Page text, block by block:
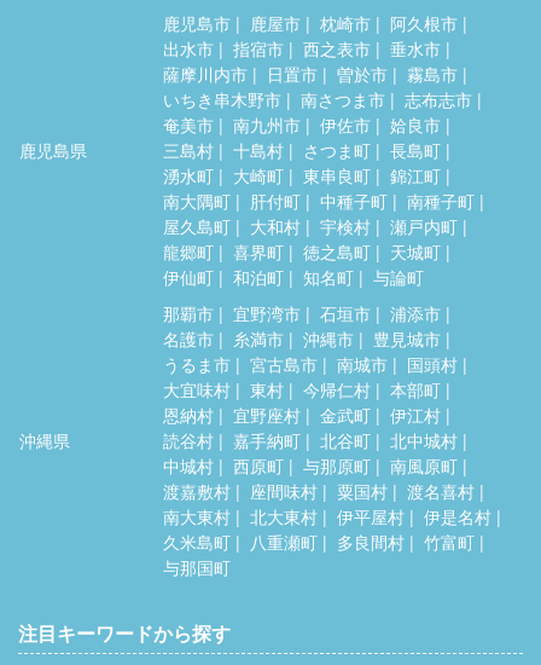
鹿児島県
鹿児島市 鹿屋市 枕崎市
阿久根市
出水市
指宿市 西之表市
垂水市
薩摩川内市
日置市 曽於市
霧島市
いちき串木野市
南さつま市
志布志市
奄美市
南九州市 伊佐市
姶良市
三島村
十島村 さつま町
長島町
湧水町
大崎町 東串良町
錦江町
南大隅町
肝付町 中種子町
南種子町
屋久島町
大和村 宇検村
瀬戸内町
龍郷町
喜界町 徳之島町
天城町
伊仙町
和泊町 知名町 与論町
沖縄県
那覇市 宜野湾市 石垣市
浦添市
名護市
糸満市 沖縄市
豊見城市
うるま市
宮古島市 南城市
国頭村
大宜味村
東村 今帰仁村
本部町
恩納村
宜野座村 金武町
伊江村
読谷村
嘉手納町 北谷町
北中城村
中城村
西原町 与那原町
南風原町
渡嘉敷村
座間味村 粟国村
渡名喜村
南大東村
北大東村 伊平屋村
伊是名村
久米島町
八重瀬町 多良間村
竹富町
与那国町
注目キーワードから探す